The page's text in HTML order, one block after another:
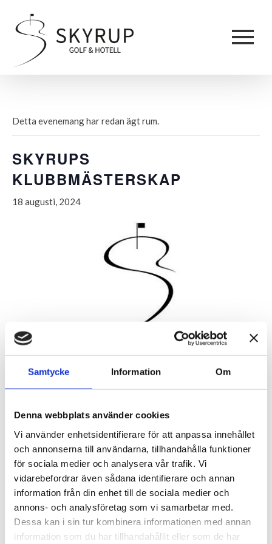
Samtycke Information Om
Denna webbplats använder cookies
Vi använder enhetsidentifierare för att anpassa innehållet
och annonserna till användarna, tillhandahålla funktioner
för sociala medier och analysera vår trafik. Vi
vidarebefordrar även sådana identifierare och annan
information från din enhet till de sociala medier och
annons- och analysföretag som vi samarbetar med.
Dessa kan i sin tur kombinera informationen med annan
information som du har tillhandahållit eller som de har
Detta evenemang har redan ägt rum.
SKYRUPS
KLUBBMÄSTERSKAP
18 augusti, 2024
Även om ni inte skulle bli tillräckligt med deltagare i er
åldersklass i KM, är ni fortfarande med i Nettotävlingen.
Stora KM Herrar = 36 Hål. Morgon + Eftermiddag
Stora KM Damer = 36 Hål. Morgon + Eftermiddag
Ålderskategori-KM och Dam-kategori = 18 Hål
eftermiddag